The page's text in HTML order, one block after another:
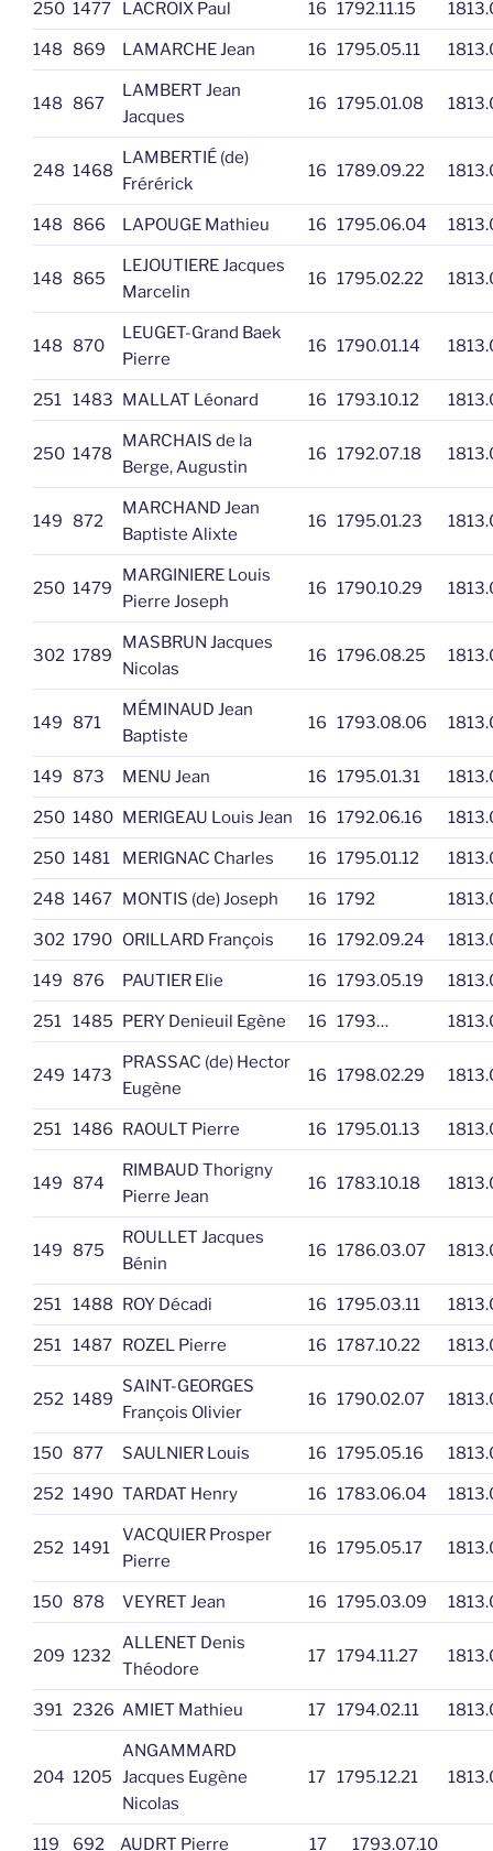
250 1477 LACROIX Paul 16 1792.11.15
148 869 LAMARCHE Jean 16 1795.05.11
148 867
LAMBERT Jean
Jacques
16 1795.01.08
248 1468
LAMBERTIÉ (de)
Frérérick
16 1789.09.22
148 866 LAPOUGE Mathieu 16 1795.06.04
148 865
LEJOUTIERE Jacques
Marcelin
16 1795.02.22
148 870
LEUGET-Grand Baek
Pierre
16 1790.01.14
251 1483 MALLAT Léonard 16 1793.10.12
250 1478
MARCHAIS de la
Berge, Augustin
16 1792.07.18
149 872
MARCHAND Jean
Baptiste Alixte
16 1795.01.23
250 1479
MARGINIERE Louis
Pierre Joseph
16 1790.10.29
302 1789
MASBRUN Jacques
Nicolas
16 1796.08.25
149 871
MÉMINAUD Jean
Baptiste
16 1793.08.06
149 873 MENU Jean 16 1795.01.31
250 1480 MERIGEAU Louis Jean 16 1792.06.16
250 1481 MERIGNAC Charles 16 1795.01.12
248 1467 MONTIS (de) Joseph 16 1792
302 1790 ORILLARD François 16 1792.09.24
149 876 PAUTIER Elie 16 1793.05.19
251 1485 PERY Denieuil Egène 16 1793…
249 1473
PRASSAC (de) Hector
Eugène
16 1798.02.29
251 1486 RAOULT Pierre 16 1795.01.13
149 874
RIMBAUD Thorigny
Pierre Jean
16 1783.10.18
149 875
ROULLET Jacques
Bénin
16 1786.03.07
251 1488 ROY Décadi 16 1795.03.11
251 1487 ROZEL Pierre 16 1787.10.22
252 1489
SAINT-GEORGES
François Olivier
16 1790.02.07
150 877 SAULNIER Louis 16 1795.05.16
252 1490 TARDAT Henry 16 1783.06.04
252 1491
VACQUIER Prosper
Pierre
16 1795.05.17
150 878 VEYRET Jean 16 1795.03.09
209 1232
ALLENET Denis
Théodore
17 1794.11.27
391 2326 AMIET Mathieu 17 1794.02.11
204 1205
ANGAMMARD
Jacques Eugène
Nicolas
17 1795.12.21
119 692 AUDRT Pierre 17 1793.07.10